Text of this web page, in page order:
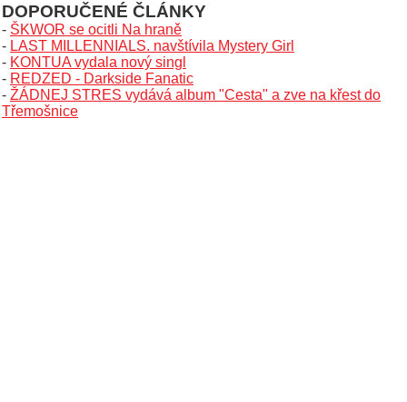
DOPORUČENÉ ČLÁNKY
- ŠKWOR se ocitli Na hraně
- LAST MILLENNIALS. navštívila Mystery Girl
- KONTUA vydala nový singl
- REDZED - Darkside Fanatic
- ŽÁDNEJ STRES vydává album "Cesta" a zve na křest do
Třemošnice